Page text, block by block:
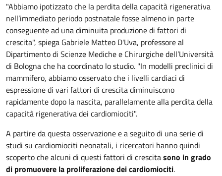
"Abbiamo ipotizzato che la perdita della capacità rigenerativa
nell’immediato periodo postnatale fosse almeno in parte
conseguente ad una diminuita produzione di fattori di
crescita", spiega Gabriele Matteo D'Uva, professore al
Dipartimento di Scienze Mediche e Chirurgiche dell’Università
di Bologna che ha coordinato lo studio. "In modelli preclinici di
mammifero, abbiamo osservato che i livelli cardiaci di
espressione di vari fattori di crescita diminuiscono
rapidamente dopo la nascita, parallelamente alla perdita della
capacità rigenerativa dei cardiomiociti".
A partire da questa osservazione e a seguito di una serie di
studi su cardiomiociti neonatali, i ricercatori hanno quindi
scoperto che alcuni di questi fattori di crescitasono in grado
di promuovere la proliferazione dei cardiomiociti.